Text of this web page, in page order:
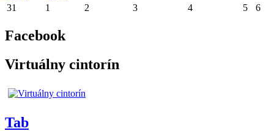
31 1 2 3 4 5 6
Facebook
Virtuálny cintorín
Tab